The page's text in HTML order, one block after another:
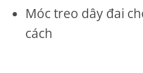
Móc treo dây đai
cách